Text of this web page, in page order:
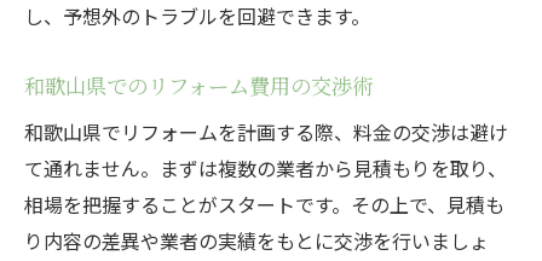
し、予想外のトラブルを回避できます。
和歌山県でのリフォーム費用の交渉術
和歌山県でリフォームを計画する際、料金の交渉は避け
て通れません。まずは複数の業者から見積もりを取り、
相場を把握することがスタートです。その上で、見積も
り内容の差異や業者の実績をもとに交渉を行いましょ